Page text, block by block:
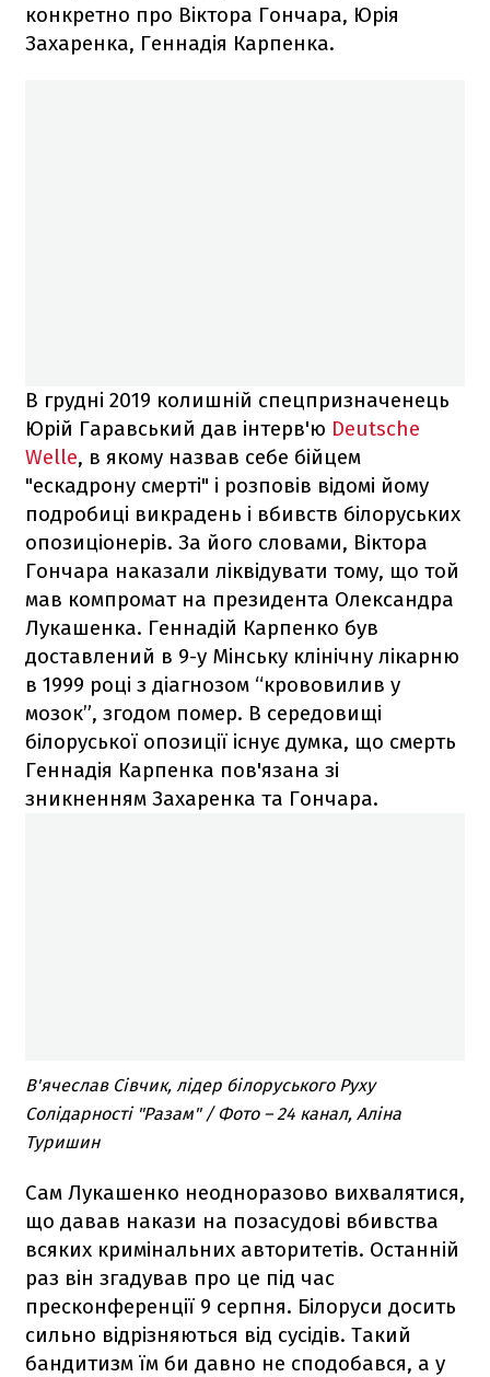
конкретно про Віктора Гончара, Юрія
Захаренка, Геннадія Карпенка.
В грудні 2019 колишній спецпризначенець
Юрій Гаравський дав інтерв'ю Deutsche
Welle, в якому назвав себе бійцем
"ескадрону смерті" і розповів відомі йому
подробиці викрадень і вбивств білоруських
опозиціонерів. За його словами, Віктора
Гончара наказали ліквідувати тому, що той
мав компромат на президента Олександра
Лукашенка. Геннадій Карпенко був
доставлений в 9-у Мінську клінічну лікарню
в 1999 році з діагнозом “крововилив у
мозок”, згодом помер. В середовищі
білоруської опозиції існує думка, що смерть
Геннадія Карпенка пов'язана зі
зникненням Захаренка та Гончара.
В'ячеслав Сівчик, лідер білоруського Руху
Солідарності "Разам" / Фото – 24 канал, Аліна
Туришин
Сам Лукашенко неодноразово вихвалятися,
що давав накази на позасудові вбивства
всяких кримінальних авторитетів. Останній
раз він згадував про це під час
пресконференції 9 серпня. Білоруси досить
сильно відрізняються від сусідів. Такий
бандитизм їм би давно не сподобався, а у